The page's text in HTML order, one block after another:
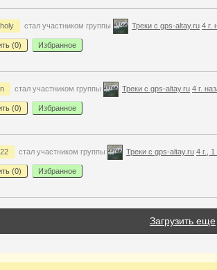
стал участником группы Треки с gps-altay.ru 4 г.
(0) Избранное
стал участником группы Треки с gps-altay.ru 4 г.
(0) Избранное
стал участником группы Треки с gps-altay.ru 4 г.,
(0) Избранное
Загрузить еще